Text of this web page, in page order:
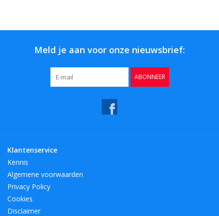
Meld je aan voor onze nieuwsbrief:
ABONNEER
Klantenservice
Kennis
Algemene voorwaarden
Privacy Policy
Cookies
Disclaimer